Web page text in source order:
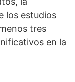
los estudios
tres
en la